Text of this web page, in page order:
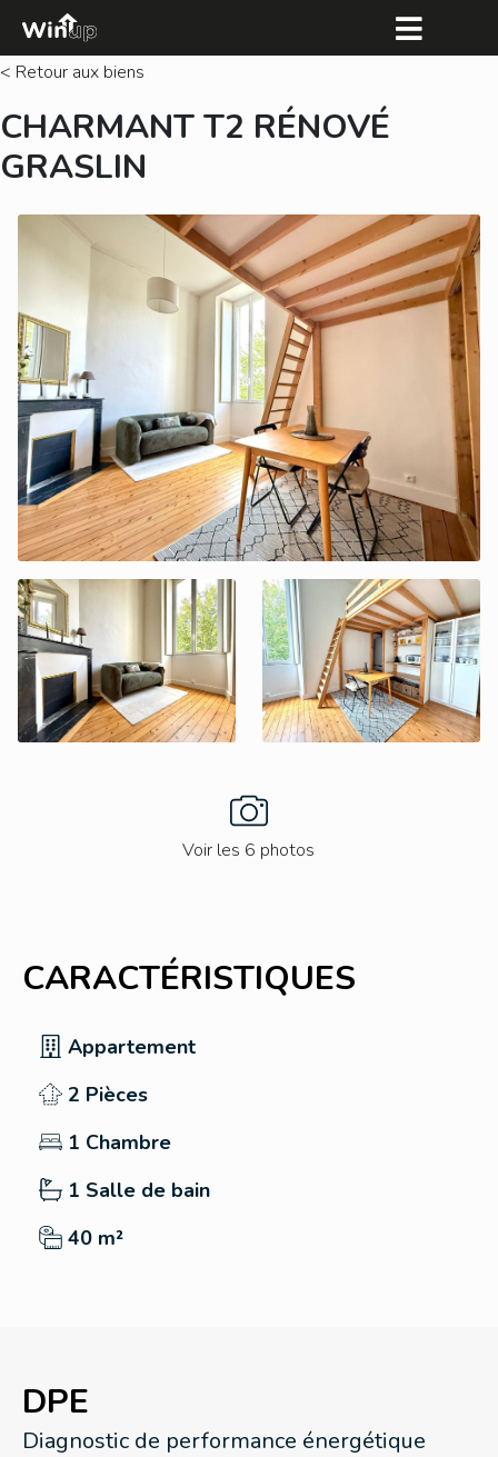
< Retour aux biens
CHARMANT T2 RÉNOVÉ
GRASLIN
Voir les 6 photos
CARACTÉRISTIQUES
Appartement
2 Pièces
1 Chambre
1 Salle de bain
40 m²
DPE
Diagnostic de performance énergétique